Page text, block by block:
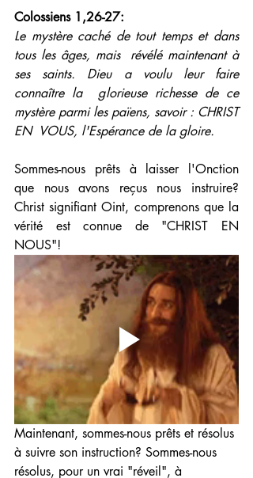
Colossiens 1,26-27:
Le mystère caché de tout temps et dans
tous les âges, mais  révélé maintenant à
ses saints. Dieu a voulu leur faire
connaître la  glorieuse richesse de ce
mystère parmi les païens, savoir : CHRIST
EN  VOUS, l'Espérance de la gloire.
Sommes-nous prêts à laisser l'Onction
que nous avons reçus nous instruire?
Christ signifiant Oint, comprenons que la
vérité est connue de "CHRIST EN
NOUS"!
Maintenant, sommes-nous prêts et résolus
à suivre son instruction? Sommes-nous
résolus, pour un vrai "réveil", à